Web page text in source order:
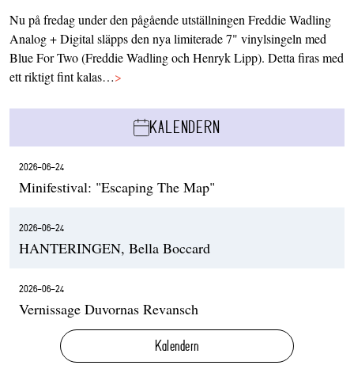
Nu på fredag under den pågående utställningen Freddie Wadling
Analog + Digital släpps den nya limiterade 7" vinylsingeln med
Blue For Two (Freddie Wadling och Henryk Lipp). Detta firas med
ett riktigt fint kalas…>
KALENDERN
2026-06-24
Minifestival: "Escaping The Map"
2026-06-24
HANTERINGEN, Bella Boccard
2026-06-24
Vernissage Duvornas Revansch
Kalendern